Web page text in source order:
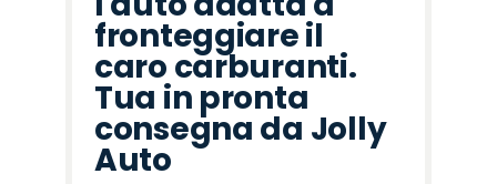
fronteggiare il
caro carburanti.
Tua in pronta
consegna da Jolly
Auto